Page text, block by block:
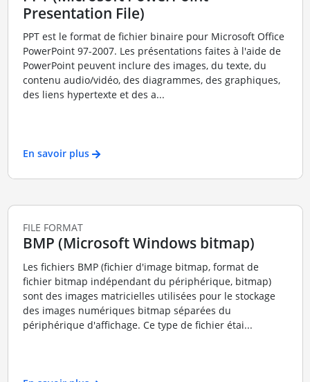
Presentation File)
PPT est le format de fichier binaire pour Microsoft Office
PowerPoint 97-2007. Les présentations faites à l'aide de
PowerPoint peuvent inclure des images, du texte, du
contenu audio/vidéo, des diagrammes, des graphiques,
des liens hypertexte et des a...
En savoir plus
FILE FORMAT
BMP (Microsoft Windows bitmap)
Les fichiers BMP (fichier d'image bitmap, format de
fichier bitmap indépendant du périphérique, bitmap)
sont des images matricielles utilisées pour le stockage
des images numériques bitmap séparées du
périphérique d'affichage. Ce type de fichier étai...